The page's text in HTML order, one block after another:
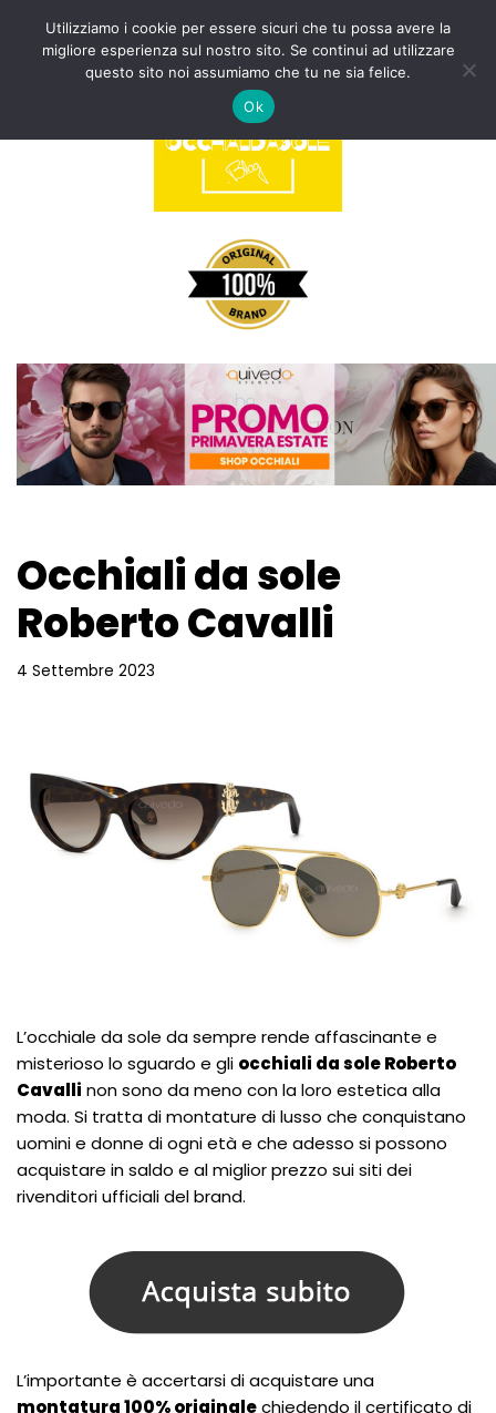
Occhiali da sole
Roberto Cavalli
4 Settembre 2023
L’occhiale da sole da sempre rende affascinante e
misterioso lo sguardo e gli occhiali da sole Roberto
Cavalli non sono da meno con la loro estetica alla
moda. Si tratta di montature di lusso che conquistano
uomini e donne di ogni età e che adesso si possono
acquistare in saldo e al miglior prezzo sui siti dei
rivenditori ufficiali del brand.
L’importante è accertarsi di acquistare una
montatura 100% originalechiedendo il certificato di
Utilizziamo i cookie per essere sicuri che tu possa avere la
migliore esperienza sul nostro sito. Se continui ad utilizzare
questo sito noi assumiamo che tu ne sia felice.
Ok